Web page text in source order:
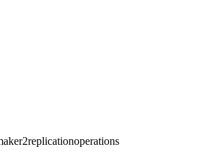
replicationoperations